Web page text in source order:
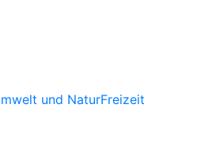
und NaturFreizeit